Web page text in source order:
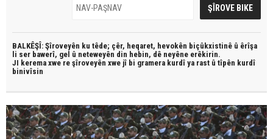
BALKÊŞÎ: Şîroveyên ku têde; çêr, heqaret, hevokên biçûkxistinê û êrîşa
li ser bawerî, gel û neteweyên din hebin, dê neyêne erêkirin.
JI kerema xwe re şîroveyên xwe jî bi gramera kurdî ya rast û tîpên kurdî
binivîsin